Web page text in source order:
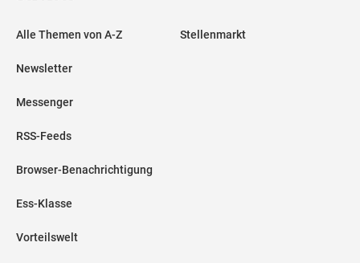
Alle Themen von A-Z
Newsletter
Messenger
RSS-Feeds
Browser-Benachrichtigung
Ess-Klasse
Vorteilswelt
Stellenmarkt